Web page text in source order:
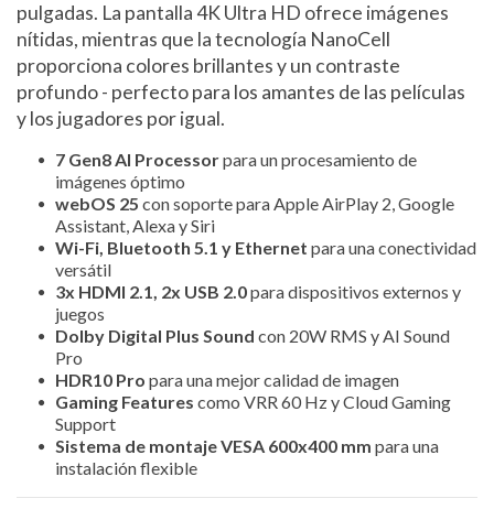
pulgadas. La pantalla 4K Ultra HD ofrece imágenes
nítidas, mientras que la tecnología NanoCell
proporciona colores brillantes y un contraste
profundo - perfecto para los amantes de las películas
y los jugadores por igual.
7 Gen8 AI Processorpara un procesamiento de
imágenes óptimo
webOS 25 con soporte para Apple AirPlay 2, Google
Assistant, Alexa y Siri
Wi-Fi, Bluetooth 5.1 y Ethernet para una conectividad
versátil
3x HDMI 2.1, 2x USB 2.0para dispositivos externos y
juegos
Dolby Digital Plus Sound con 20W RMS y AI Sound
Pro
HDR10 Pro para una mejor calidad de imagen
Gaming Features como VRR 60 Hz y Cloud Gaming
Support
Sistema de montaje VESA 600x400 mm para una
instalación flexible